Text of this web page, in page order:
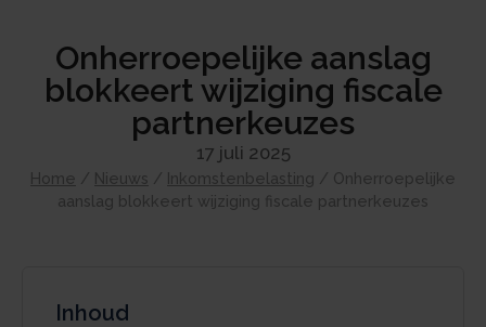
Onherroepelijke aanslag
blokkeert wijziging fiscale
partnerkeuzes
17 juli 2025
Home / Nieuws / Inkomstenbelasting / Onherroepelijke
aanslag blokkeert wijziging fiscale partnerkeuzes
Inhoud